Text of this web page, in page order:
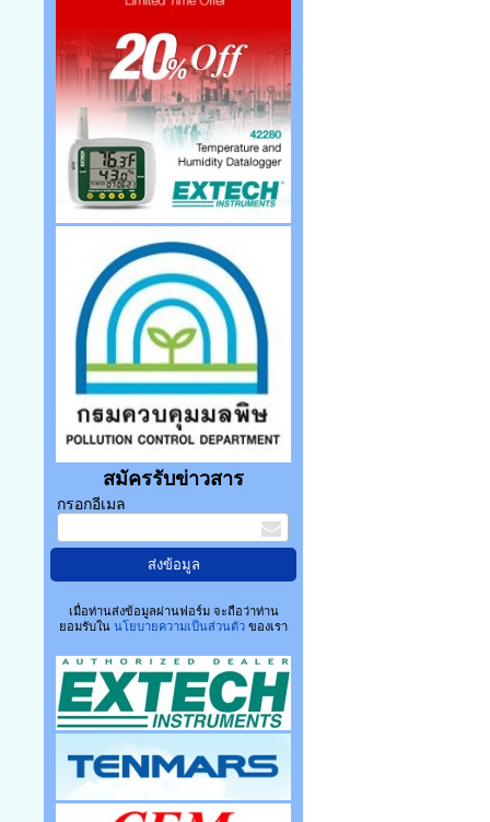
สมัครรับข่าวสาร
กรอกอีเมล
เมื่อท่านส่งข้อมูลผ่านฟอร์ม จะถือว่าท่าน
ยอมรับใน นโยบายความเป็นส่วนตัวของเรา